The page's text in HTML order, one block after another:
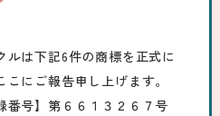
ルは下記6件の商標を正式に
にご報告申し上げます。
番号】第６６１３２６７号